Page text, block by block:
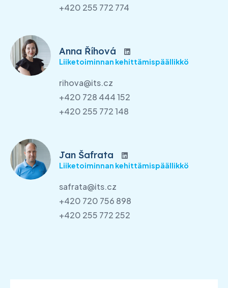
+420 255 772 774
Anna Říhová
Liiketoiminnan kehittämispäällikkö
rihova@its.cz
+420 728 444 152
+420 255 772 148
Jan Šafrata
Liiketoiminnan kehittämispäällikkö
safrata@its.cz
+420 720 756 898
+420 255 772 252